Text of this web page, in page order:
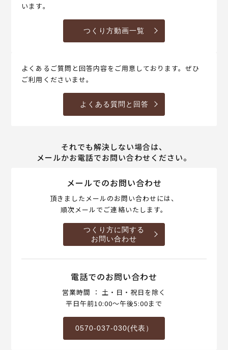
います。
つくり方動画一覧
よくあるご質問と回答内容をご用意しております。ぜひ
ご利用くださいませ。
よくある質問と回答
それでも解決しない場合は、
メールかお電話でお問い合わせください。
メールでのお問い合わせ
頂きましたメールのお問い合わせには、
順次メールでご連絡いたします。
つくり方に関する
お問い合わせ
電話でのお問い合わせ
営業時間 ： 土・日・祝日を除く
平日午前10:00～午後5:00まで
0570-037-030(代表）